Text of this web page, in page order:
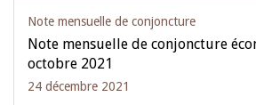
Note mensuelle de conjoncture
Note mensuelle de conjoncture
octobre 2021
24 décembre 2021